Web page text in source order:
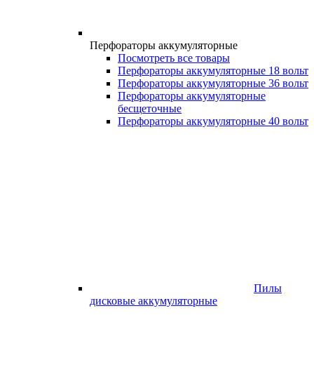
Перфораторы аккумуляторные
Посмотреть все товары
Перфораторы аккумуляторные 18 вольт
Перфораторы аккумуляторные 36 вольт
Перфораторы аккумуляторные
бесщеточные
Перфораторы аккумуляторные 40 вольт
Пилы
дисковые аккумуляторные